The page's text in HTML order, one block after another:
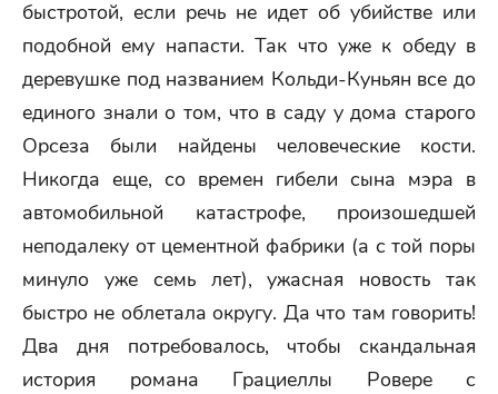
быстротой, если речь не идет об убийстве или
подобной ему напасти. Так что уже к обеду в
деревушке под названием Кольди-Куньян все до
единого знали о том, что в саду у дома старого
Орсеза были найдены человеческие кости.
Никогда еще, со времен гибели сына мэра в
автомобильной катастрофе, произошедшей
неподалеку от цементной фабрики (а с той поры
минуло уже семь лет), ужасная новость так
быстро не облетала округу. Да что там говорить!
Два дня потребовалось, чтобы скандальная
история романа Грациеллы Ровере с